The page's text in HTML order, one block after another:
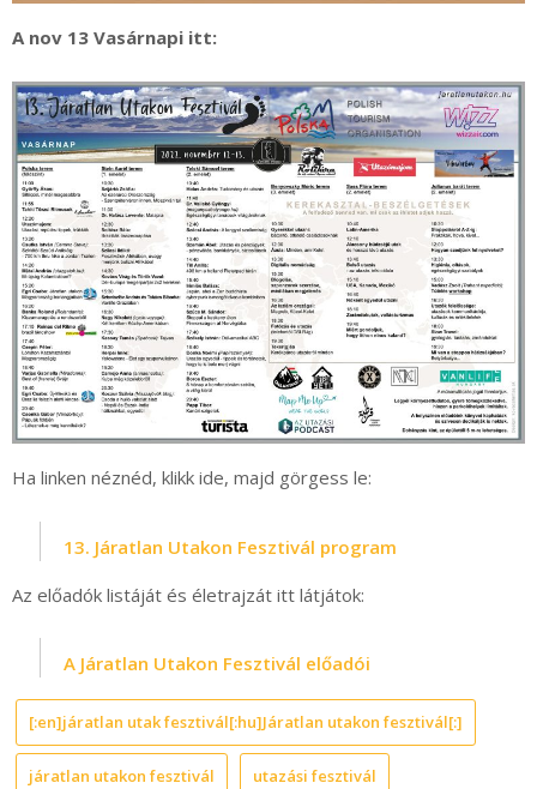
A nov 13 Vasárnapi itt:
Ha linken néznéd, klikk ide, majd görgess le:
13. Járatlan Utakon Fesztivál program
Az előadók listáját és életrajzát itt látjátok:
A Járatlan Utakon Fesztivál előadói
[:en]járatlan utak fesztivál[:hu]Járatlan utakon fesztivál[:]
járatlan utakon fesztivál utazási fesztivál